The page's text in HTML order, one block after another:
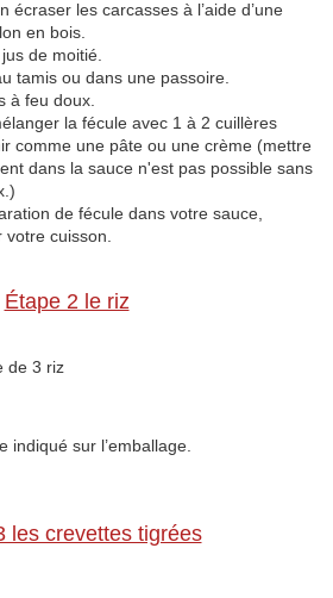
écraser les carcasses à l’aide d’une
en bois.
de moitié.
tamis ou dans une passoire.
à feu doux.
la fécule avec 1 à 2 cuillères
comme une pâte ou une crème (mettre
dans la sauce n'est pas possible sans
de fécule dans votre sauce,
cuisson.
Étape 2 le riz
de 3 riz
indiqué sur l’emballage.
les crevettes tigrées